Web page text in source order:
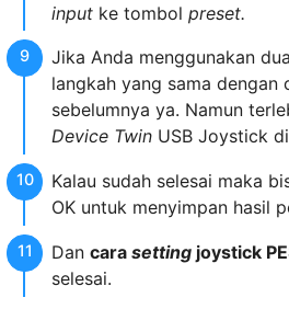
inputke tombol preset.
Jika Anda menggunakan
langkah yang sama dengan
sebelumnya ya. Namun
Device TwinUSB Joystick
Kalau sudah selesai maka
OK untuk menyimpan hasil
Dan cara settingjoystick
selesai.